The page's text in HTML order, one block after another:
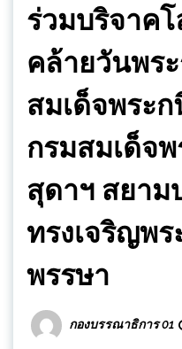
ร่วมบริจาค
คล้ายวันพร
สมเด็จพระ
กรมสมเด็จ
สุดาฯ สยาม
ทรงเจริญพ
พรรษา
กองบรรณาธิการ 01